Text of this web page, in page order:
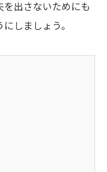
出さないためにも
しましょう。